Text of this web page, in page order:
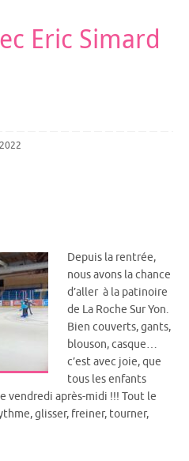
Eric Simard
Depuis la rentrée,
nous avons la chance
d’aller à la patinoire
de La Roche Sur Yon.
Bien couverts, gants,
blouson, casque…
c’est avec joie, que
tous les enfants
après-midi !!! Tout le
glisser, freiner, tourner,